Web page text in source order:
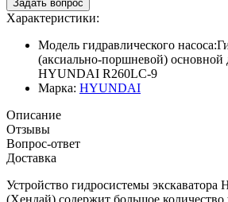
Характеристики:
Модель гидравлического насоса:
(аксиально-поршневой) основной
HYUNDAI R260LC-9
Марка: HYUNDAI
Описание
Отзывы
Вопрос-ответ
Доставка
Устройство гидросистемы
(Хендай) содержит большое количество